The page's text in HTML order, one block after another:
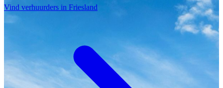
Vind verhuurders in Friesland